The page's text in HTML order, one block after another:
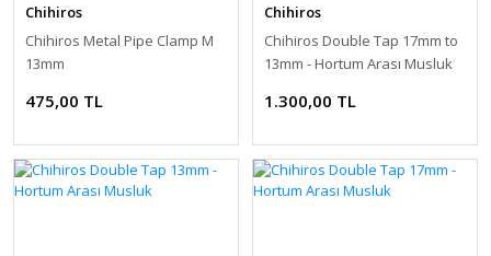
Chihiros
Chihiros Metal Pipe Clamp M
13mm
475,00 TL
Chihiros
Chihiros Double Tap 17mm to
13mm - Hortum Arası Musluk
1.300,00 TL